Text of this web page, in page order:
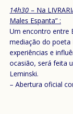
14h30 – Na
Males Espanta” :
Um encontro entre
mediação do poeta
experiências e
ocasião, será feita
Leminski.
– Abertura oficial